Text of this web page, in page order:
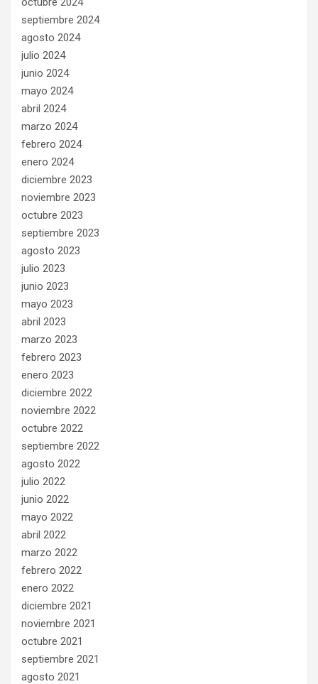
septiembre 2024
agosto 2024
julio 2024
junio 2024
mayo 2024
abril 2024
marzo 2024
febrero 2024
enero 2024
diciembre 2023
noviembre 2023
octubre 2023
septiembre 2023
agosto 2023
julio 2023
junio 2023
mayo 2023
abril 2023
marzo 2023
febrero 2023
enero 2023
diciembre 2022
noviembre 2022
octubre 2022
septiembre 2022
agosto 2022
julio 2022
junio 2022
mayo 2022
abril 2022
marzo 2022
febrero 2022
enero 2022
diciembre 2021
noviembre 2021
octubre 2021
septiembre 2021
agosto 2021